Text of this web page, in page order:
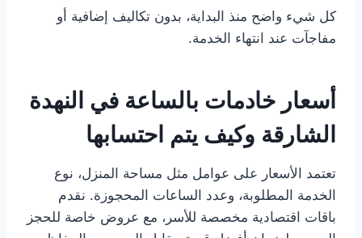
كل شيء واضح منذ البداية، بدون تكاليف إضافية أو
مفاجآت عند انتهاء الخدمة.
أسعار خادمات بالساعة في النهدة
الشارقة وكيف يتم احتسابها
تعتمد الأسعار على عوامل مثل مساحة المنزل، نوع
الخدمة المطلوبة، وعدد الساعات المحجوزة. نقدم
باقات اقتصادية مخصصة للأسر، مع عروض خاصة للحجز